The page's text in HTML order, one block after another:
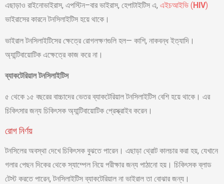
এছাড়াও রাইনোভাইরাস, এপস্টিন–বার ভাইরাস, হেপাটাইটিস এ, এইচআইভি ( HIV)
ভাইরাসের কারনে টনসিলাইটিস হয়ে থাকে।
ভাইরাল টনসিলাইটিসের ক্ষেত্রে রোগলক্ষণগুলি হল— কাশি, নাকবন্ধ ইত্যাদি।
অ্যান্টিবায়োটিক এক্ষেত্রে কাজ করে না।
ব্যাকটেরিয়াল টনসিলাইটিস
৫ থেকে ১৫ বছরের বাচ্চাদের ভেতর ব্যাকটেরিয়াল টনসিলাইটিস বেশি হয়ে থাকে। এর
চিকিৎসার জন্য চিকিৎসক অ্যান্টিবায়োটিক প্রেস্ক্রাইব করেন।
রোগ নির্ণয়
টনসিলের অবস্থা দেখে চিকিৎসক বুঝতে পারেন। এছাড়া থ্রোট কালচার করা হয়, যেখানে
গলার পেছন দিকের থেকে স্যাম্পেল নিয়ে পরীক্ষার জন্য পাঠানো হয়। চিকিৎসক ব্লাড
টেস্ট করতে পারেন, টনসিলাইটিস ব্যাকটেরিয়াল না ভাইরাল তা বোঝার জন্য।